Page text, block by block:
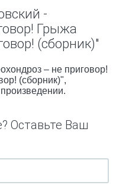
-
Грыжа
(сборник)"
– не приговор!
(сборник)",
Оставьте Ваш